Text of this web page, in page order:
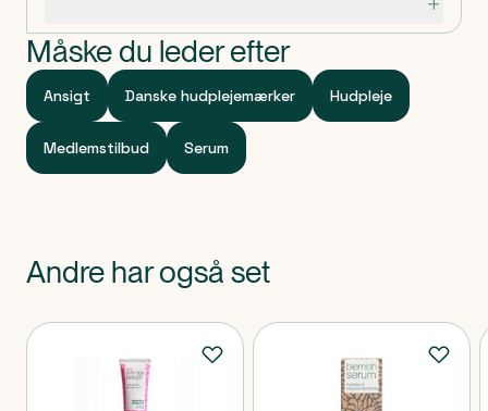
Måske du leder efter
Ansigt Danske hudplejemærker Hudpleje
Medlemstilbud Serum
Andre har også set
Produkter